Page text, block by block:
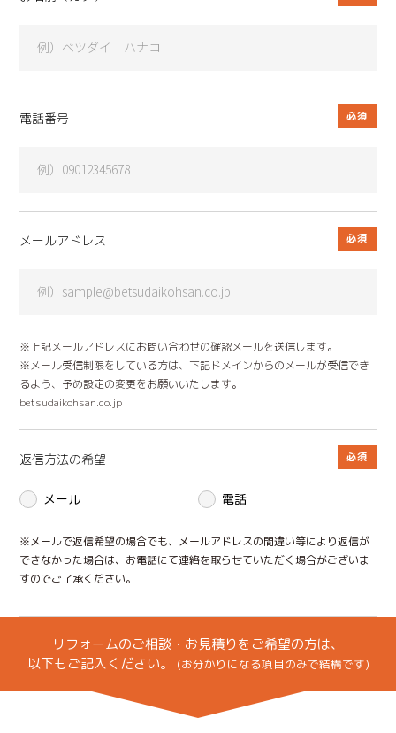
電話番号
メールアドレス
※上記メールアドレスにお問い合わせの確認メールを送信します。
※メール受信制限をしている方は、下記ドメインからのメールが受信でき
るよう、予め設定の変更をお願いいたします。
betsudaikohsan.co.jp
返信方法の希望
メール 電話
※メールで返信希望の場合でも、メールアドレスの間違い等により返信が
できなかった場合は、お電話にて連絡を取らせていただく場合がございま
すのでご了承ください。
リフォームのご相談・お見積りをご希望の方は、
以下もご記入ください。
(お分かりになる項目のみで結構です)